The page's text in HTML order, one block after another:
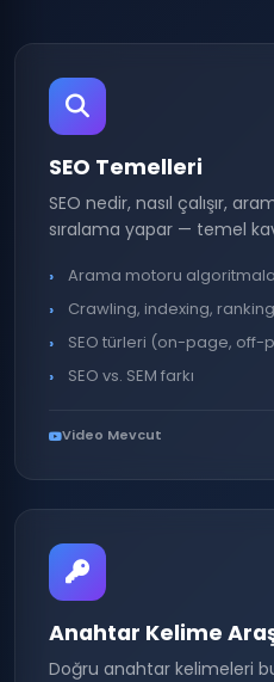
SEO Temelleri
SEO nedir, nasıl çalışır,
sıralama yapar — temel
Arama motoru
Crawling, indexing, ranking
SEO türleri (on-page, off-
SEO vs. SEM farkı
Video Mevcut
Anahtar Kelime
Doğru anahtar kelimeleri